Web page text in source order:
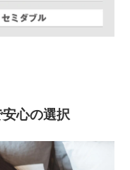
心の選択